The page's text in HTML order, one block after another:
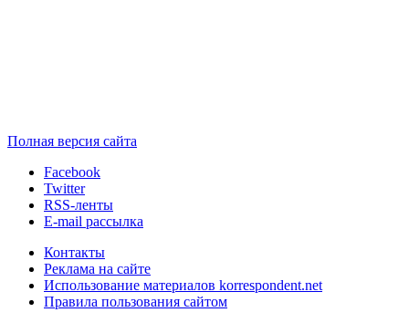
Полная версия сайта
Facebook
Twitter
RSS-ленты
E-mail рассылка
Контакты
Реклама на сайте
Использование материалов korrespondent.net
Правила пользования сайтом